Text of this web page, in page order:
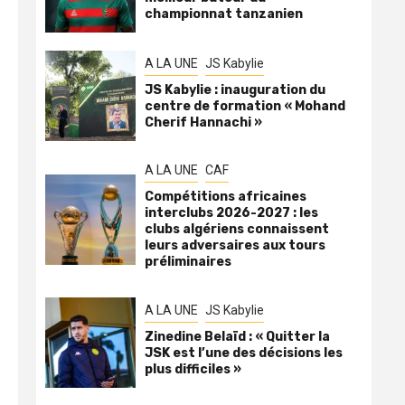
championnat tanzanien
A LA UNE JS Kabylie
JS Kabylie : inauguration du
centre de formation « Mohand
Cherif Hannachi »
A LA UNE CAF
Compétitions africaines
interclubs 2026-2027 : les
clubs algériens connaissent
leurs adversaires aux tours
préliminaires
A LA UNE JS Kabylie
Zinedine Belaïd : « Quitter la
JSK est l’une des décisions les
plus difficiles »